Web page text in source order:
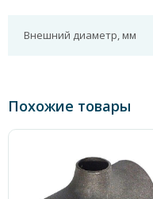
Внешний диаметр, мм
Похожие товары